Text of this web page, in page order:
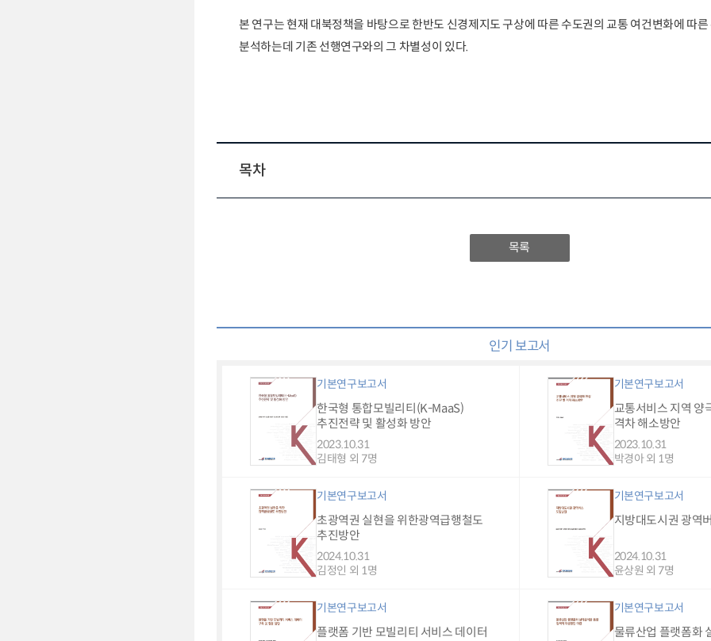
본 연구는 현재 대북정책을 바탕으로 한반도 신경제지도 구상에 따른 수도권의 교통 여건변화에 따
분석하는데 기존 선행연구와의 그 차별성이 있다.
목차
목록
인기 보고서
기본연구보고서
한국형 통합모빌리티(K-MaaS)
추진전략 및 활성화 방안
2023.10.31
김태형 외 7명
기본연구보고서
교통서비스 지역 양
격차 해소방안
2023.10.31
박경아 외 1명
기본연구보고서
초광역권 실현을 위한광역급행철도
추진방안
2024.10.31
김정인 외 1명
기본연구보고서
지방대도시권 광역
2024.10.31
윤상원 외 7명
기본연구보고서
플랫폼 기반 모빌리티 서비스 데이터
기본연구보고서
물류산업 플랫폼화